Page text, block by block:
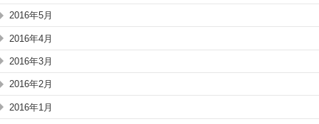
2016年5月
2016年4月
2016年3月
2016年2月
2016年1月